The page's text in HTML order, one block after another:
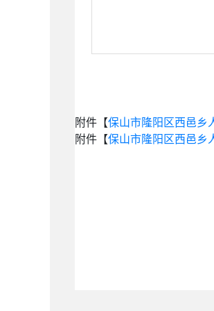
附件【保山市隆阳区西邑乡
附件【保山市隆阳区西邑乡